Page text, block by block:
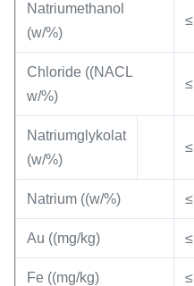
Natriumethanol
(w/%)
Chloride ((NACL
w/%)
Natriumglykolat
(w/%)
Natrium ((w/%)
Au ((mg/kg)
Fe ((mg/kg)